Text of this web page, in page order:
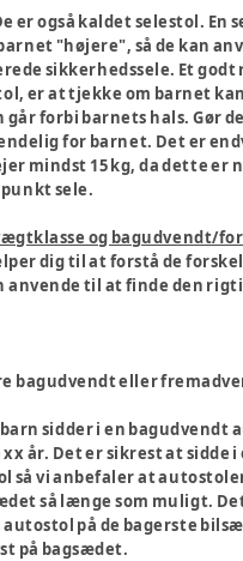
er også kaldet selestol. En
"højere", så de kan
sikkerhedssele. Et godt
er at tjekke om barnet
går forbi barnets hals. Gør
for barnet. Det er
mindst 15 kg, da dette er
sele.
og bagudvendt/
dig til at forstå de
anvende til at finde den
bagudvendt eller
sidder i en bagudvendt
år. Det er sikrest at sidde i
så vi anbefaler at
så længe som muligt.
på de bagerste
på bagsædet.